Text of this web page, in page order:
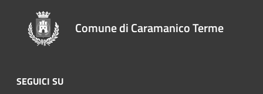
Comune di Caramanico Terme
SEGUICI SU